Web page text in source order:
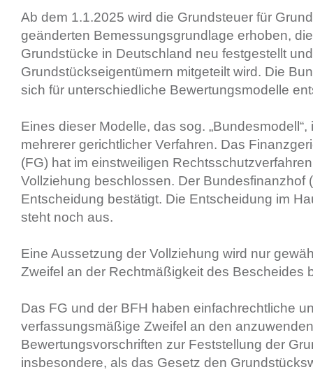
Ab dem 1.1.2025 wird die Grundsteuer für
geänderten Bemessungsgrundlage erhoben,
Grundstücke in Deutschland neu festgestellt
Grundstückseigentümern mitgeteilt wird. Die
sich für unterschiedliche Bewertungsmodelle
Eines dieser Modelle, das sog.
mehrerer gerichtlicher Verfahren. Das
(FG) hat im einstweiligen
Vollziehung beschlossen. Der Bundesfinanzhof
Entscheidung bestätigt. Die Entscheidung im
steht noch aus.
Eine Aussetzung der Vollziehung wird nur
Zweifel an der Rechtmäßigkeit des Bescheides
Das FG und der BFH haben einfachrechtliche
verfassungsmäßige Zweifel an den
Bewertungsvorschriften zur Feststellung der
insbesondere, als das Gesetz den